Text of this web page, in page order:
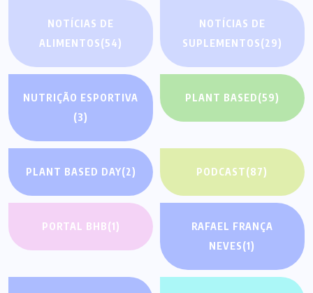
NOTÍCIAS DE
ALIMENTOS(54)
NOTÍCIAS DE
SUPLEMENTOS(29)
NUTRIÇÃO ESPORTIVA
(3)
PLANT BASED(59)
PLANT BASED DAY(2) PODCAST(87)
PORTAL BHB(1)
RAFAEL FRANÇA
NEVES(1)